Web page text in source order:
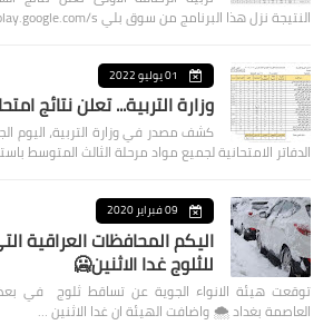
النتيجة نزل هذا البرنامج من سوق بلي https://play.google.com/s…
01 يوليو 2022
وزارة التربية... تعلن نتائج
كشف مصدر في وزارة التربية، اليوم
الدفاتر الامتحانية لجميع مواد مرحلة الثالث المتوسط
09 فبراير 2020
اليكم المحافظات
للثلوج غدا الاثنين🥶
توقعت هيئة الانواء الجوية عن تساقط ثلوج في
العاصمة بغداد ⁦🌨️⁩ واضافت الهيئة ان غدا الاثنين …